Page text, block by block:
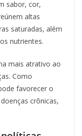
sabor, cor,
altas
saturadas, além
nutrientes.
mais atrativo ao
Como
favorecer o
crônicas,